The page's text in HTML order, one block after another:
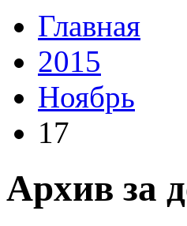
Главная
2015
Ноябрь
17
Архив за